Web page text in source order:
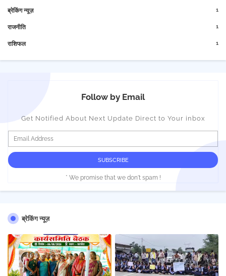
ब्रेकिंग न्यूज़ 1
राजनीति 1
राशिफल 1
Follow by Email
Get Notified About Next Update Direct to Your inbox
* We promise that we don't spam !
ब्रेकिंग न्यूज़